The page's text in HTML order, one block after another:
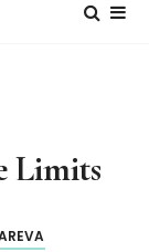
Limits